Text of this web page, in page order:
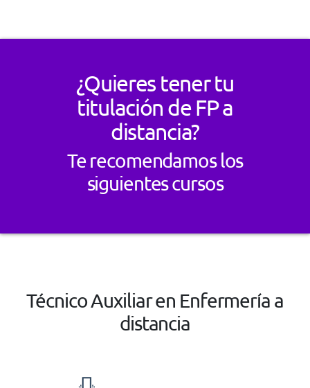
¿Quieres tener tu
titulación de FP a
distancia?
Te recomendamos los
siguientes cursos
Técnico Auxiliar en Enfermería a
distancia